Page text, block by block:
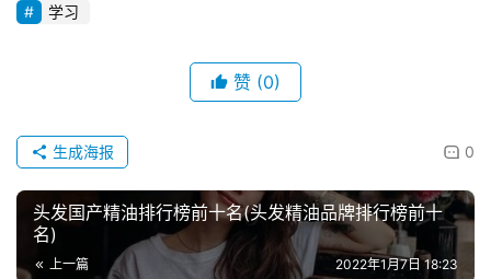
学习
赞 (0)
0
生成海报
头发国产精油排行榜前十名(头发精油品牌排行榜前十
名)
上一篇 2022年1月7日 18:23